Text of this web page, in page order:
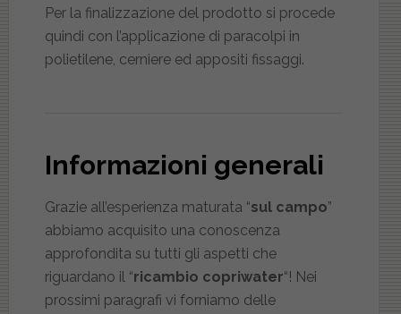
Per la finalizzazione del prodotto si procede
quindi con l’applicazione di paracolpi in
polietilene, cerniere ed appositi fissaggi.
Informazioni generali
Grazie all’esperienza maturata “sul campo”
abbiamo acquisito una conoscenza
approfondita su tutti gli aspetti che
riguardano il “ricambio copriwater“! Nei
prossimi paragrafi vi forniamo delle